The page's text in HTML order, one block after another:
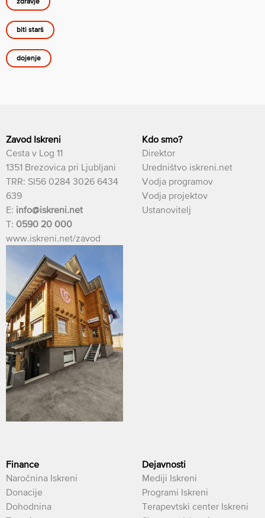
biti starš
dojenje
Zavod Iskreni
Cesta v Log 11
1351 Brezovica pri Ljubljani
TRR: SI56 0284 3026 6434
639
E: info@iskreni.net
T: 0590 20 000
www.iskreni.net/zavod
Kdo smo?
Direktor
Uredništvo iskreni.net
Vodja programov
Vodja projektov
Ustanovitelj
Finance
Naročnina Iskreni
Donacije
Dohodnina
Dejavnosti
Mediji Iskreni
Programi Iskreni
Terapevtski center Iskreni